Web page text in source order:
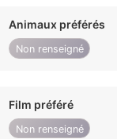
Animaux préférés
Non renseigné
Film préféré
Non renseigné